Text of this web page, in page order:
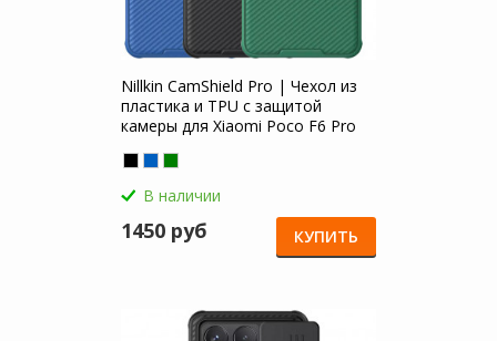
Nillkin CamShield Pro | Чехол из
пластика и TPU с защитой
камеры для Xiaomi Poco F6 Pro
В наличии
1450 руб КУПИТЬ